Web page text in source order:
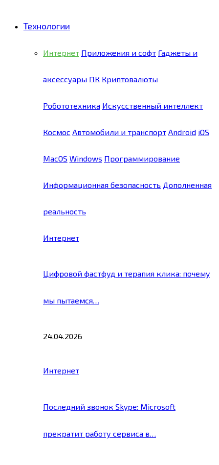
Технологии
Интернет Приложения и софт Гаджеты и
аксессуары ПК Криптовалюты
Робототехника Искусственный интеллект
Космос Автомобили и транспорт Android iOS
MacOS Windows Программирование
Информационная безопасность Дополненная
реальность
Интернет
Цифровой фастфуд и терапия клика: почему
мы пытаемся…
24.04.2026
Интернет
Последний звонок Skype: Microsoft
прекратит работу сервиса в…